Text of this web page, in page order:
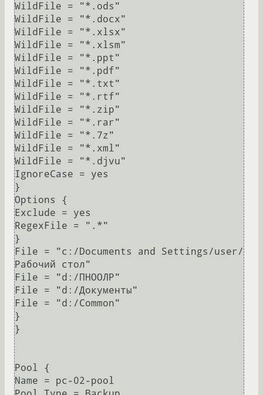
WildFile = "*.ods"
WildFile = "*.docx"
WildFile = "*.xlsx"
WildFile = "*.xlsm"
WildFile = "*.ppt"
WildFile = "*.pdf"
WildFile = "*.txt"
WildFile = "*.rtf"
WildFile = "*.zip"
WildFile = "*.rar"
WildFile = "*.7z"
WildFile = "*.xml"
WildFile = "*.djvu"
IgnoreCase = yes
}
Options {
Exclude = yes
RegexFile = ".*"
}
File = "c:/Documents and Settings/user/
Рабочий стол"
File = "d:/ПНООЛР"
File = "d:/Документы"
File = "d:/Common"
}
}
Pool {
Name = pc-02-pool